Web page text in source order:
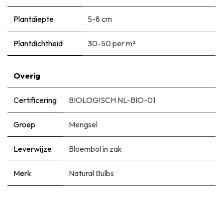
Plantdiepte 5-8 cm
Plantdichtheid 30-50 per m²
Overig
Certificering BIOLOGISCH NL-BIO-01
Groep Mengsel
Leverwijze Bloembol in zak
Merk Natural Bulbs